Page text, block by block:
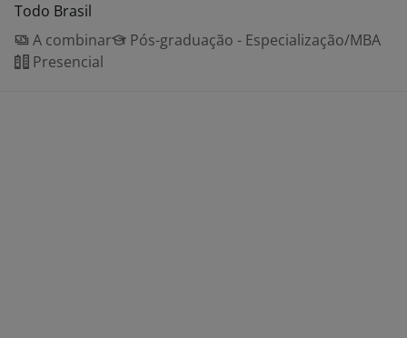
Todo Brasil
A combinar
Pós-graduação - Especialização/MBA
Presencial